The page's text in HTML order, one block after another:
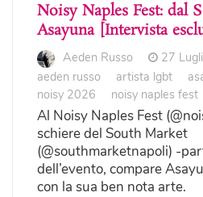
Noisy Naples Fest: dal
Asayuna [Intervista
Aeden Russo
27
aeden russo
artista lgbt
noisy 2026
noisy naples fest
Al Noisy Naples Fest
schiere del South Market
(@southmarketnapoli) -
dell’evento, compare
con la sua ben nota arte.